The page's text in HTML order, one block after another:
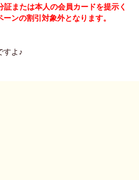
または本人の会員カードを提示く
ンの割引対象外となります。
すよ♪